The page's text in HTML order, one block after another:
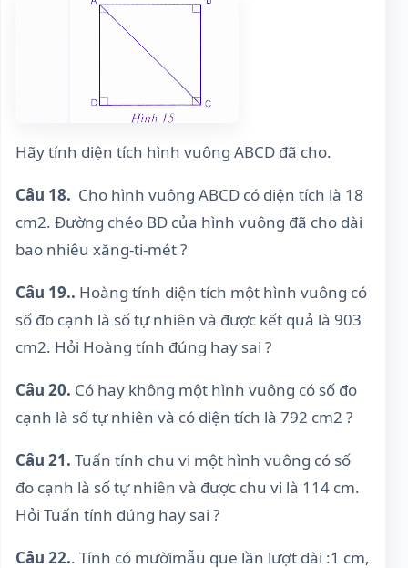
Hãy tính diện tích hình vuông ABCD đã cho.
Câu 18. Cho hình vuông ABCD có diện tích là 18
cm2. Đường chéo BD của hình vuông đã cho dài
bao nhiêu xăng-ti-mét ?
Câu 19.. Hoàng tính diện tích một hình vuông có
số đo cạnh là số tự nhiên và được kết quả là 903
cm2. Hỏi Hoàng tính đúng hay sai ?
Câu 20. Có hay không một hình vuông có số đo
cạnh là số tự nhiên và có diện tích là 792 cm2 ?
Câu 21. Tuấn tính chu vi một hình vuông có số
đo cạnh là số tự nhiên và được chu vi là 114 cm.
Hỏi Tuấn tính đúng hay sai ?
Câu 22.. Tính có mườimẫu que lần lượt dài :1 cm,